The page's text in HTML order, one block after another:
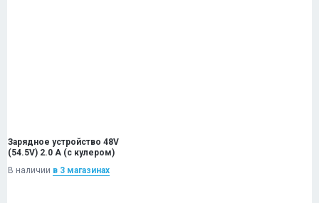
Зарядное устройство 48V
(54.5V) 2.0 A (с кулером)
В наличии в 3 магазинах